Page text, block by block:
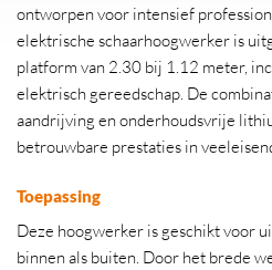
ontworpen voor intensief
elektrische schaarhoogwerker is
platform van 2.30 bij 1.12 meter,
elektrisch gereedschap. De
aandrijving en onderhoudsvrije
betrouwbare prestaties in
Toepassing
Deze hoogwerker is geschikt voor
binnen als buiten. Door het brede